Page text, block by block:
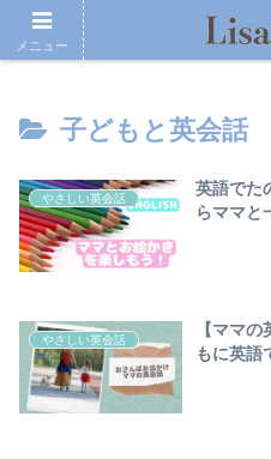
子どもと英会話
やさしい英会話
英語でた
らママと
やさしい英会話
【ママ
もに英語
メニュー